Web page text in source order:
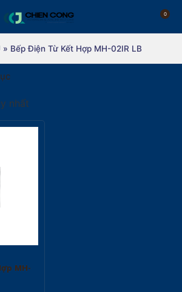
0
» Bếp Điện Từ Kết Hợp MH-02IR LB
nhất
MH-